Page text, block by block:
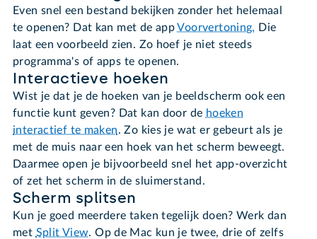
Even snel een bestand bekijken zonder het helemaal
te openen? Dat kan met de appVoorvertoning. Die
laat een voorbeeld zien. Zo hoef je niet steeds
programma's of apps te openen.
Interactieve hoeken
Wist je dat je de hoeken van je beeldscherm ook een
functie kunt geven? Dat kan door de hoeken
interactief te maken. Zo kies je wat er gebeurt als je
met de muis naar een hoek van het scherm beweegt.
Daarmee open je bijvoorbeeld snel het app-overzicht
of zet het scherm in de sluimerstand.
Scherm splitsen
Kun je goed meerdere taken tegelijk doen? Werk dan
met Split View. Op de Mac kun je twee, drie of zelfs